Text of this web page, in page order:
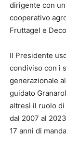
dirigente con
cooperativo
Fruttagel e
Il Presidente
condiviso con i
generazionale
guidato
altresì il ruolo di
dal 2007 al
17 anni di